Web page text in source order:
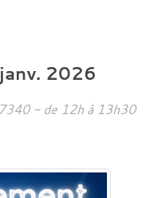
janv. 2026
- de 12h à 13h30